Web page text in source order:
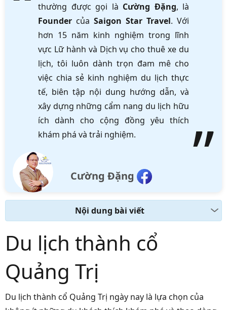
thường được gọi là Cường Đặng, là
Founder của Saigon Star Travel. Với
hơn 15 năm kinh nghiệm trong lĩnh
vực Lữ hành và Dịch vụ cho thuê xe du
lịch, tôi luôn dành trọn đam mê cho
việc chia sẻ kinh nghiệm du lịch thực
tế, biên tập nội dung hướng dẫn, và
xây dựng những cẩm nang du lịch hữu
ích dành cho cộng đồng yêu thích
khám phá và trải nghiệm.
Cường Đặng
Nội dung bài viết
Du lịch thành cổ
Quảng Trị
Du lịch thành cổ Quảng Trị ngày nay là lựa chọn của